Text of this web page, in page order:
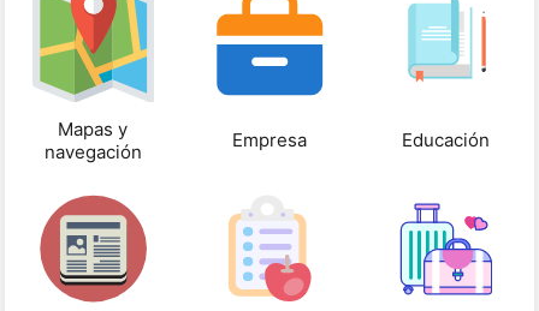
Mapas y
navegación
Empresa Educación